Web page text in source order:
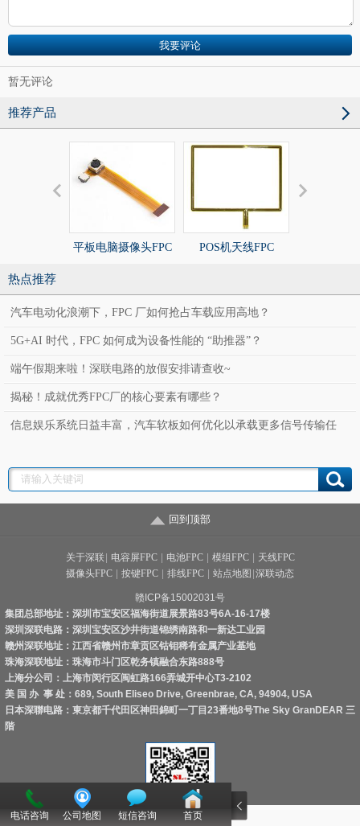
暂无评论
推荐产品
平板电脑摄像头FPC POS机天线FPC
热点推荐
汽车电动化浪潮下，FPC 厂如何抢占车载应用高地？
5G+AI 时代，FPC 如何成为设备性能的 “助推器”？
端午假期来啦！深联电路的放假安排请查收~
揭秘！成就优秀FPC厂的核心要素有哪些？
信息娱乐系统日益丰富，汽车软板如何优化以承载更多信号传输任
回到顶部
关于深联 电容屏FPC 电池FPC 模组FPC
天线FPC
摄像头FPC
按键FPC 排线FPC 站点地图 深联动态
赣ICP备15002031号
集团总部地址：深圳市宝安区福海街道展景路83号6A-16-17楼
深圳深联电路：深圳宝安区沙井街道锦绣南路和一新达工业园
赣州深联地址：江西省赣州市章贡区钴钼稀有金属产业基地
珠海深联地址：珠海市斗门区乾务镇融合东路888号
上海分公司：上海市闵行区闽虹路166弄城开中心T3-2102
美 国 办 事 处：689, South Eliseo Drive, Greenbrae, CA, 94904, USA
日本深聯电路：東京都千代田区神田錦町一丁目23番地8号The Sky GranDEAR 三
階
立即扫描！
电话咨询 公司地图 短信咨询 首页